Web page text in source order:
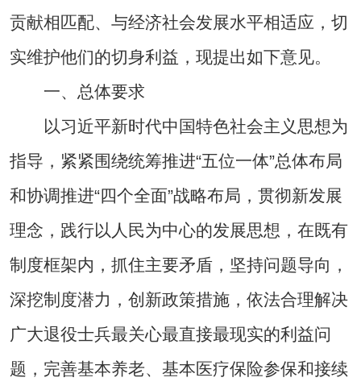
贡献相匹配、与经济社会发展水平相适应，切
实维护他们的切身利益，现提出如下意见。
一、总体要求
以习近平新时代中国特色社会主义思想为
指导，紧紧围绕统筹推进“五位一体”总体布局
和协调推进“四个全面”战略布局，贯彻新发展
理念，践行以人民为中心的发展思想，在既有
制度框架内，抓住主要矛盾，坚持问题导向，
深挖制度潜力，创新政策措施，依法合理解决
广大退役士兵最关心最直接最现实的利益问
题，完善基本养老、基本医疗保险参保和接续